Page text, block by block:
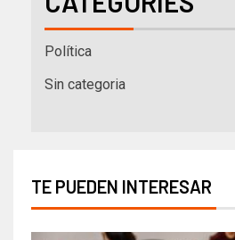
Política
Sin categoria
TE PUEDEN INTERESAR